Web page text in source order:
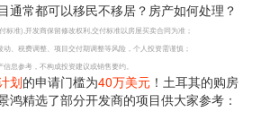
准),开发商保留修改权利,交付标准以房屋买卖合同为准；
税费调整、项目交付期调整等风险，个人投资需谨慎；
参考，不构成投资建议或销售要约。
划的申请门槛为40万美元 ！土耳其的购房
鸿精选了部分开发商的项目供大家参考：